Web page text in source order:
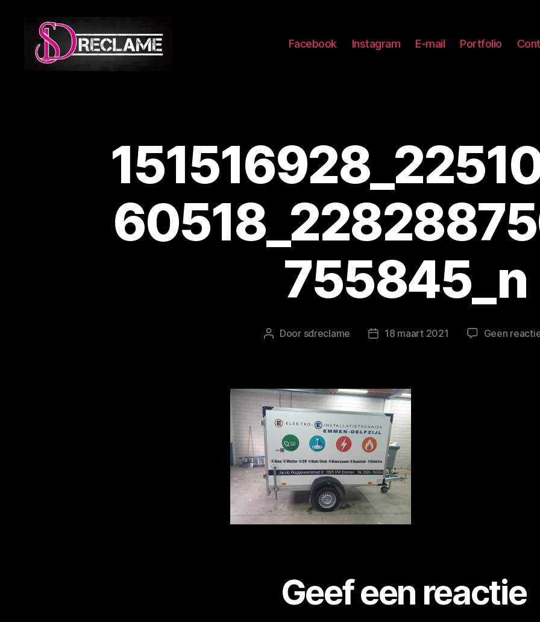
Facebook Instagram E-mail Portfolio
755845_n
Berichtauteur
Door sdreclame Berichtdatum
18 maart 2021 Geen
Geef een reactie